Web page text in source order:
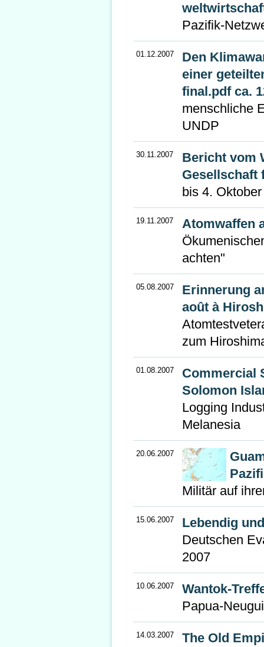
Pazifik-
01.12.2007
Den
einer
final.pdf ca.
menschliche
UNDP
30.11.2007
Bericht vom
Gesellschaft
bis 4.
19.11.2007
Atomwaffen
achten"
05.08.2007
Erinnerung
août à
zum
01.08.2007
Commercial
Solomon
Logging
Melanesia
20.06.2007
Militär auf
15.06.2007
Lebendig
Deutschen
2007
10.06.2007
Wantok-
Papua-
14.03.2007
The Old